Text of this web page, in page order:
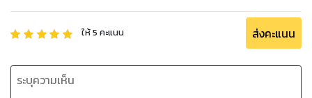
ให้5 คะแนน ส่งคะแนน